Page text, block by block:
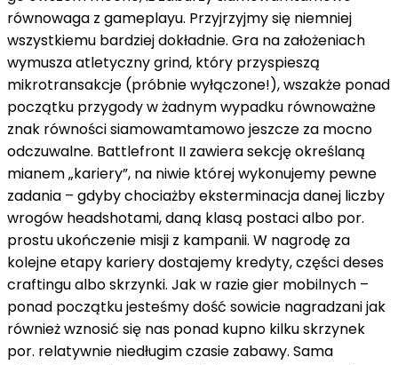
równowaga z gameplayu. Przyjrzyjmy się niemniej
wszystkiemu bardziej dokładnie. Gra na założeniach
wymuszaatletycznygrind, który przyspieszą
mikrotransakcje (próbniewyłączone!),wszakże ponad
początku przygodyw żadnym wypadku równoważne
znak równościsiamowamtamowojeszcze za mocno
odczuwalne. Battlefront II zawiera sekcję określaną
mianem „kariery”, na niwie której wykonujemy pewne
zadania – gdybychociażbyeksterminacjadanej liczby
wrogów headshotami, daną klasą postacialbo por.
prostu ukończenie misji z kampanii. W nagrodę za
kolejne etapy kariery dostajemy kredyty, częścideses
craftingualboskrzynki. Jakw raziegier mobilnych –
ponad początku jesteśmydość sowicie nagradzanijak
równieżwznosić się nas ponad kupno kilku skrzynek
por. relatywnie niedługim czasie zabawy. Sama